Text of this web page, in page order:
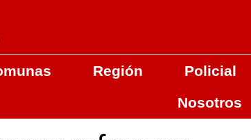
Región Policial
Nosotros